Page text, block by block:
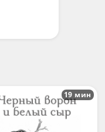
19 мин